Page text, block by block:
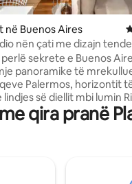
4,95 nga 5, 255 vlerësime
në Buenos Aires
nën çati me dizajn
me pamje nga lumi
sekrete e Buenos Airesit.
panoramike të
Palermos, horizontit
lindjes së diellit mbi lumin
E vendosur në rrugën
nga lagjet më të
dhe historike, duke
qira pranë